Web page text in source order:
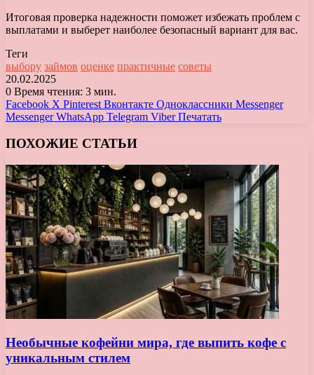
Итоговая проверка надежности поможет избежать проблем с
выплатами и выберет наиболее безопасный вариант для вас.
Теги
выбору займов оценке практичные советы
20.02.2025
0 Время чтения: 3 мин.
Facebook X Pinterest Вконтакте Одноклассники Messenger
Messenger WhatsApp Telegram Viber Печатать
ПОХОЖИЕ СТАТЬИ
Необычные кофейни мира, где выпить кофе с
уникальным стилем